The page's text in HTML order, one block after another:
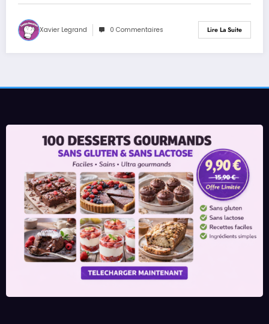
Xavier Legrand 0 Commentaires Lire La Suite